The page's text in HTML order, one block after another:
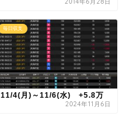
毎日収支
11/4(月)～11/6(水) +5.8万
2024年11月6日